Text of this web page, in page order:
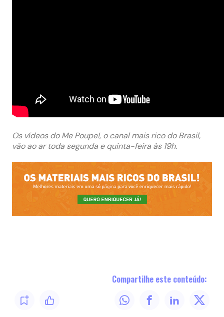
Os vídeos do Me Poupe!, o canal mais rico do Brasil,
vão ao ar toda segunda e quinta-feira às 19h.
Compartilhe este conteúdo: